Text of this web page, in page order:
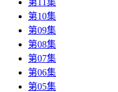
第10集
第09集
第08集
第07集
第06集
第05集